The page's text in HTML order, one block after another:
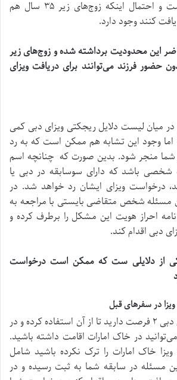
این قانون مصوب نیست و احتمال اینکه زوج‌های زیر ۳۵ سال هم
کنند وجود دارد.
این محدودیت برداشته شده و زوجهای زیر
توانند برای دریافت ویزای
در میان لیست دلایل ریجکتی ویزای دبی کمی
وجود این تشابه هم ممکن است که به رد
منجر شود. بدین صورت که چنانچه اسم
شخصی باشد که دارای سوسابقه در دبی یا
درخواست ویزای ایشان رد خواهد شد. در
مسئله شخص متقاضی بایستی با مراجعه به
احراز هویت این مشکل را برطرف کرده و
دبی اقدام کند.
از دلایلی ست که ممکن است درخواست
شما از روز صدور ویزای دبی ۲ فرصت دارید تا از آن استفاده کرده و در
می‌توانید در خاک امارات اقامت داشته باشید.
ویزا خاک امارات را ترک نکرده باشید شامل
مسئله در سابقه شما به ثبت رسیده و در